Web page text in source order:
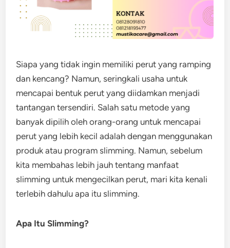
Siapa yang tidak ingin memiliki perut yang ramping
dan kencang? Namun, seringkali usaha untuk
mencapai bentuk perut yang diidamkan menjadi
tantangan tersendiri. Salah satu metode yang
banyak dipilih oleh orang-orang untuk mencapai
perut yang lebih kecil adalah dengan menggunakan
produk atau program slimming. Namun, sebelum
kita membahas lebih jauh tentang manfaat
slimming untuk mengecilkan perut, mari kita kenali
terlebih dahulu apa itu slimming.
Apa Itu Slimming?